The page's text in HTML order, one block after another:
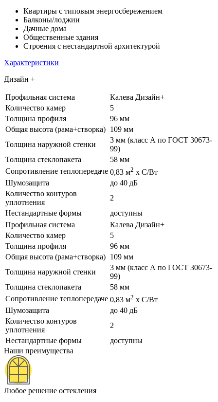
Квартиры с типовым энергосбережением
Балконы/лоджии
Дачные дома
Общественные здания
Строения с нестандартной архитектурой
Характеристики
Дизайн +
Профильная система
Калева Дизайн+
Количество камер
5
Толщина профиля
96 мм
Общая высота (рама+створка) 109 мм
Толщина наружной стенки
3 мм (класс А по ГОСТ 30673-
99)
Толщина стеклопакета
58 мм
Сопротивление теплопередаче 0,83 м2 х С/Вт
Шумозащита
до 40 дБ
Количество контуров
уплотнения
2
Нестандартные формы
доступны
Профильная система
Калева Дизайн+
Количество камер
5
Толщина профиля
96 мм
Общая высота (рама+створка) 109 мм
Толщина наружной стенки
3 мм (класс А по ГОСТ 30673-
99)
Толщина стеклопакета
58 мм
Сопротивление теплопередаче 0,83 м2 х С/Вт
Шумозащита
до 40 дБ
Количество контуров
уплотнения
2
Нестандартные формы
доступны
Наши преимущества
Любое решение остекления